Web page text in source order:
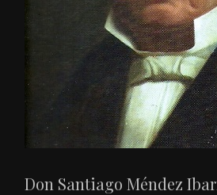
Don Santiago Méndez